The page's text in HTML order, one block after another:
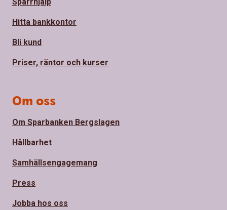
Hitta bankkontor
Bli kund
Priser, räntor och kurser
Om oss
Om Sparbanken Bergslagen
Hållbarhet
Samhällsengagemang
Press
Jobba hos oss